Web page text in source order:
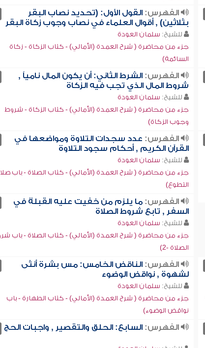
الفهرس: القول الأول: (تحديد نصاب البقر
بثلاثين) , أقوال العلماء في نصاب وجوب زكاة البقر
للشيخ: سلمان العودة
جزء من محاضرة ( شرح العمدة (الأمالي) - كتاب الزكاة - زكاة
السائمة)
الفهرس: الشرط الثاني: أن يكون المال نامياً ,
شروط المال الذي تجب فيه الزكاة
للشيخ: سلمان العودة
جزء من محاضرة ( شرح العمدة (الأمالي) - كتاب الزكاة - شروط
وجوب الزكاة)
الفهرس: عدد سجدات التلاوة ومواضعها في
القرآن الكريم , أحكام سجود التلاوة
للشيخ: سلمان العودة
جزء من محاضرة ( شرح العمدة (الأمالي) - كتاب الصلاة - باب
التطوع)
الفهرس: ما يلزم من خفيت عليه القبلة في
السفر , تابع شروط الصلاة
للشيخ: سلمان العودة
جزء من محاضرة ( شرح العمدة (الأمالي) - كتاب الصلاة - باب
الصلاة -2)
الفهرس: الناقض الخامس: مس بشرة أنثى
لشهوة , نواقض الوضوء
للشيخ: سلمان العودة
جزء من محاضرة ( شرح العمدة (الأمالي) - كتاب الطهارة - باب
نواقض الوضوء)
الفهرس: السابع: الحلق والتقصير , واجبات الحج